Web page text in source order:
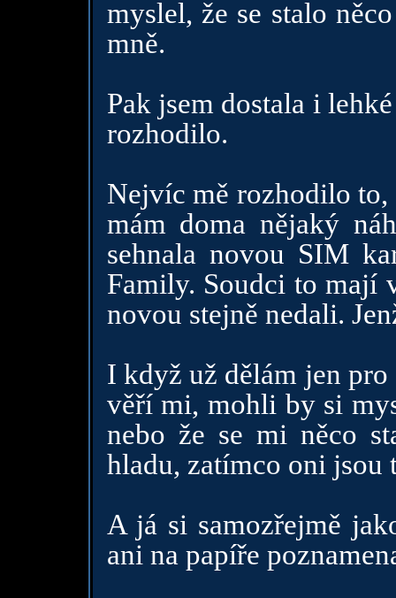
myslel, že se stalo
mně.
Pak jsem dostala i
rozhodilo.
Nejvíc mě rozhodilo
mám doma nějaký
sehnala novou SIM
Family. Soudci to mají
novou stejně nedali.
I když už dělám jen
věří mi, mohli by si
nebo že se mi něco
hladu, zatímco oni jsou
A já si samozřejmě
ani na papíře